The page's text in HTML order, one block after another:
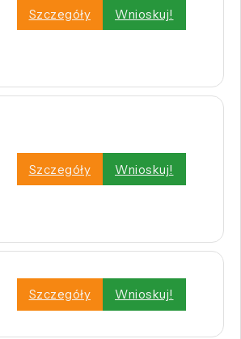
Szczegóły Wnioskuj!
Szczegóły Wnioskuj!
Szczegóły Wnioskuj!